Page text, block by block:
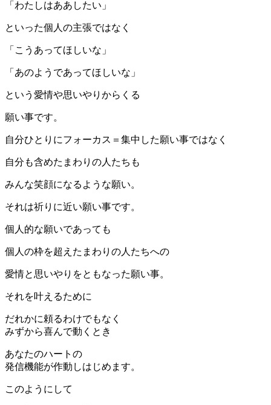
「わたしはああしたい」
といった個人の主張ではなく
「こうあってほしいな」
「あのようであってほしいな」
という愛情や思いやりからくる
願い事です。
自分ひとりにフォーカス＝集中した願い事ではなく
自分も含めたまわりの人たちも
みんな笑顔になるような願い。
それは祈りに近い願い事です。
個人的な願いであっても
個人の枠を超えたまわりの人たちへの
愛情と思いやりをともなった願い事。
それを叶えるために
だれかに頼るわけでもなく
みずから喜んで動くとき
あなたのハートの
発信機能が作動しはじめます。
このようにして